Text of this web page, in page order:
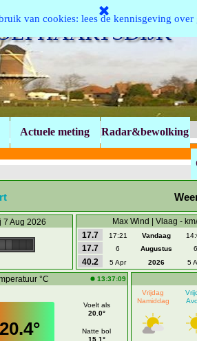
van cookies: lees de kennisgeving over
Actuele meting Radar&bewolking